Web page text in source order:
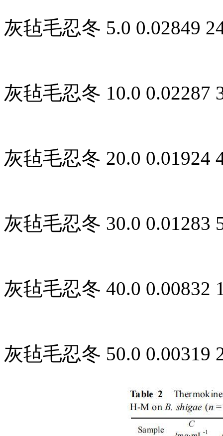
灰毡毛忍冬 5.0 0.02849
灰毡毛忍冬 10.0 0.02287
灰毡毛忍冬 20.0 0.01924
灰毡毛忍冬 30.0 0.01283
灰毡毛忍冬 40.0 0.00832
灰毡毛忍冬 50.0 0.00319